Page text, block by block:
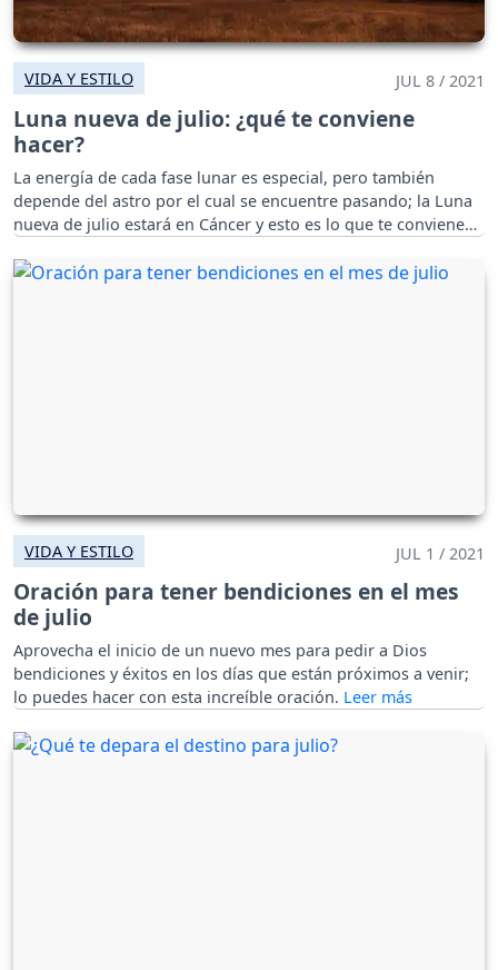
VIDA Y ESTILO JUL 8 / 2021
Luna nueva de julio: ¿qué te conviene
hacer?
La energía de cada fase lunar es especial, pero también
depende del astro por el cual se encuentre pasando; la Luna
nueva de julio estará en Cáncer y esto es lo que te conviene
VIDA Y ESTILO JUL 1 / 2021
Oración para tener bendiciones en el mes
de julio
Aprovecha el inicio de un nuevo mes para pedir a Dios
bendiciones y éxitos en los días que están próximos a venir;
lo puedes hacer con esta increíble oración.